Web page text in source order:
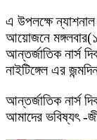
এ উপলক্ষে ন্যাশনাল
আয়োজনে
আন্তর্জাতিক নার্স
নাইটিঙ্গেল এর
আন্তর্জাতিক নার্স
আমাদের ভবিষ্যৎ -